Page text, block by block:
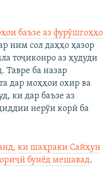
баъзе аз фурӯшгоҳҳо
ним сол даҳҳо ҳазор
тоҷиконро аз ҳудуди
Тавре ба назар
дар моҳҳои охир ва
ки дар баъзе аз
нерӯи корӣ ба
ки шаҳраки Сайҳун
бунёд мешавад.